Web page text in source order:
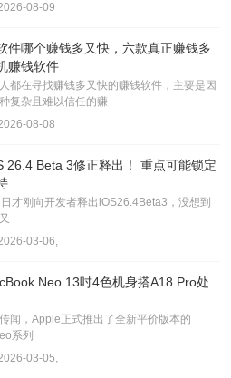
08-09
件哪个赚钱多又快，六款真正赚钱多
赚钱软件
都在寻找赚钱多又快的赚钱软件，主要是因
复杂且难以信任的赚
08-08
26.4 Beta 3修正释出！ 重点可能锁定
才刚向开发者释出iOS26.4Beta3，没想到
03-06,
Neo 13吋4色机身搭A18 Pro处
闻，Apple正式推出了全新平价版本的
系列
03-05,